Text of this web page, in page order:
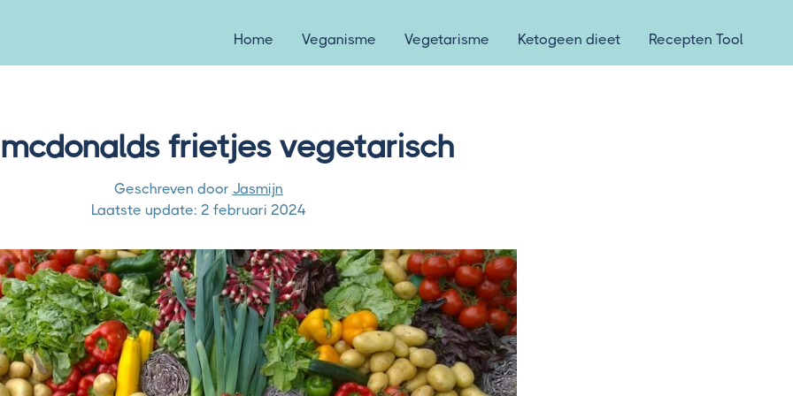
Home Veganisme Vegetarisme Ketogeen dieet Recepten Tool
frietjes vegetarisch
Geschreven door Jasmijn
Laatste update: 2 februari 2024